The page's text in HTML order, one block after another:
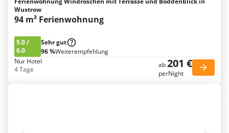
Wustrow
94 m² Ferienwohnung
5.0/
6.0
Sehr gut
96 %Weiterempfehlung
Nur Hotel
4 Tage
ab201 €
perNight